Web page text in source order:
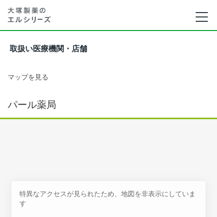
取扱い医療機関・店舗
マップを見る
パール薬局
特異なアクセスが見られたため、地図を非表示にしていま
す